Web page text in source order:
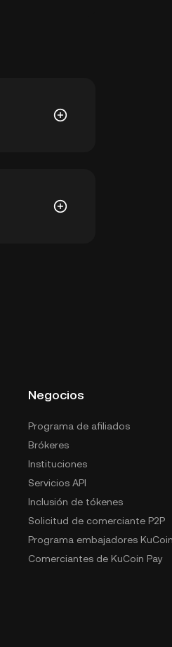
de
Negocios
Programa de afiliados
Brókeres
Instituciones
Servicios API
Inclusión de tókenes
Solicitud de comerciante P2P
Programa embajadores KuCoin
Comerciantes de KuCoin Pay